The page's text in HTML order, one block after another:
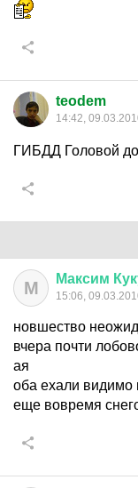
teodem
14:42,
ГИБДД Головой
М Максим
15:06,
новшество
вчера почти
ая
оба ехали видимо
еще вовремя